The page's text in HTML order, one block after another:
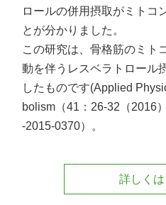
ロールの併用摂取がミトコ
とが分かりました。
この研究は、骨格筋のミト
動を伴うレスベラトロール
したものです(Applied
bolism（41：26-32（2016
-2015-0370）。
詳しく